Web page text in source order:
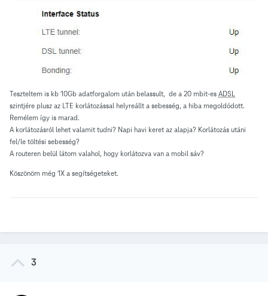
Teszteltem is kb 10Gb adatforgalom után belassult, de a 20 mbit-es ADSL
szintjére plusz az LTE korlátozással helyreállt a sebesség, a hiba megoldódott.
Remélem így is marad.
A korlátozásról lehet valamit tudni? Napi havi keret az alapja? Korlátozás utáni
fel/le töltési sebesség?
A routeren belül látom valahol, hogy korlátozva van a mobil sáv?
Köszönöm még 1X a segítségeteket.
3